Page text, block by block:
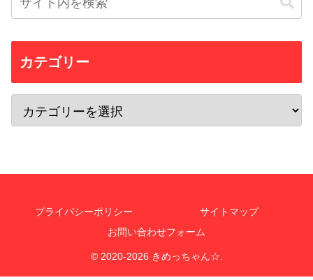
カテゴリー
プライバシーポリシー
サイトマップ
お問い合わせフォーム
© 2020-2026 きめっちゃん☆.